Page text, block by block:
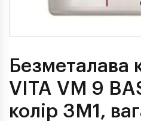
Безметалава
VITA VM 9
колір 3M1,